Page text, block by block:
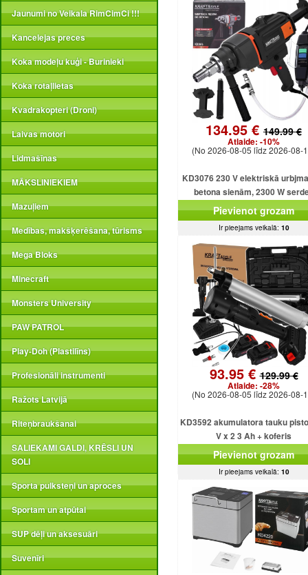
Jaunumi no Veikala RimCimCi !!!
Kancelejas preces
Koka modeļu kuģi - Burinieki
Koka rotaļlietas
Kvadrakopteri (Droni)
Laivas motori
Lidmašīnas
MĀKSLINIEKIEM
Mazuļiem
Medības, makšķerēšana, tūrisms
Mega Bloks
Minecraft
Monsters University
PAW PATROL
Play-Doh (Plastilīns)
Profesionāli instrumenti
Ražots Latvijā
Riteņbraukšanai
SALIEKAMI GALDI, KRĒSLI UN
SOLI
Sporta pulksteņi un aproces
Sportam un atpūtai
SUP dēļi un aksesuāri
Suvenīri
134.95 € 149.99 €
Atlaide: -10%
(No 2026-08-05 līdz 2026-08-
KD3076 230 V elektriskā
betona sienām, 2300 W
urbjmašīna ar dzesēšanu
Pievienot grozam
Ir pieejams veikalā: 10
93.95 €129.99 €
Atlaide: -28%
(No 2026-08-05 līdz 2026-08-
KD3592 akumulatora tauku
V x 2 3 Ah + koferis
Pievienot grozam
Ir pieejams veikalā: 10